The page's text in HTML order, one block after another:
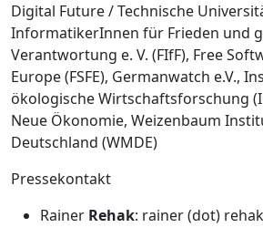
Digital Future / Technische
InformatikerInnen für Frieden und
Verantwortung e. V. (FIfF), Free
Europe (FSFE), Germanwatch e.V.,
ökologische Wirtschaftsforschung
Neue Ökonomie, Weizenbaum
Deutschland (WMDE)
Pressekontakt
Rainer Rehak: rainer (dot)